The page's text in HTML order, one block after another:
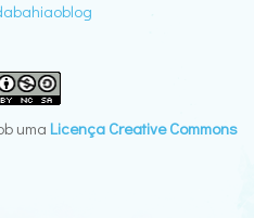
uma Licença Creative Commons